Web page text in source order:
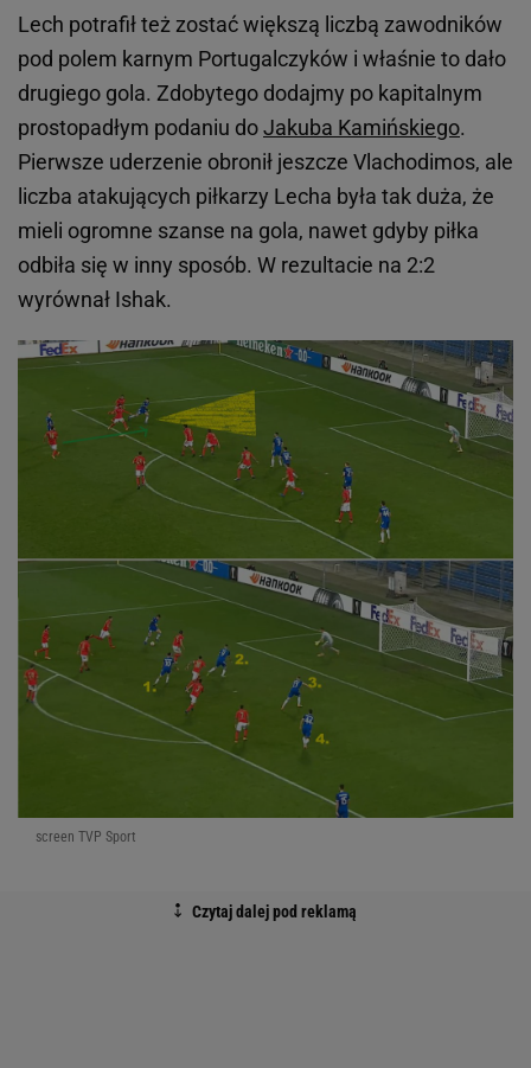
Lech potrafił też zostać większą liczbą zawodników
pod polem karnym Portugalczyków i właśnie to dało
drugiego gola. Zdobytego dodajmy po kapitalnym
prostopadłym podaniu doJakuba Kamińskiego.
Pierwsze uderzenie obronił jeszcze Vlachodimos, ale
liczba atakujących piłkarzy Lecha była tak duża, że
mieli ogromne szanse na gola, nawet gdyby piłka
odbiła się w inny sposób. W rezultacie na 2:2
wyrównał Ishak.
screen TVP Sport